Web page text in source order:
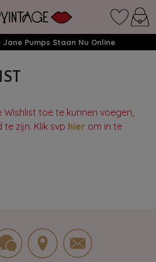
Pumps Staan Nu Online
toe te kunnen voegen,
zijn. Klik svp hier om in te